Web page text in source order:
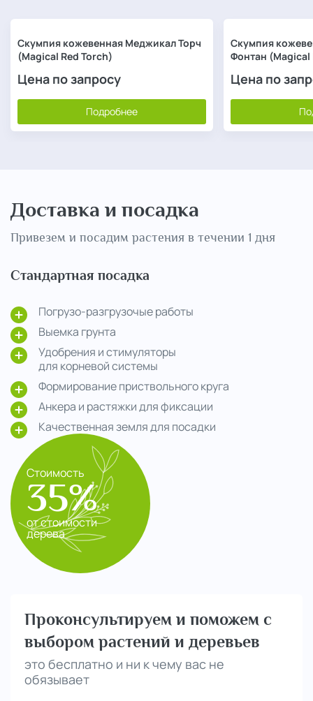
Скумпия кожевенная Меджикал Торч
(Magical Red Torch)
Цена по запросу
Подробнее
Скумпия
Фонтан (Magical
Цена по
Доставка и посадка
Привезем и посадим растения в течении 1 дня
Стандартная посадка
Погрузо-разгрузочые работы
Выемка грунта
Удобрения и стимуляторы
для корневой системы
Формирование приствольного круга
Анкера и растяжки для фиксации
Качественная земля для посадки
Стоимость
35%
от стоимости
дерева
Проконсультируем и поможем с
выбором растений и деревьев
это бесплатно и ни к чему вас не
обязывает